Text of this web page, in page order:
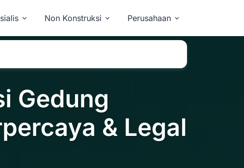
Non Konstruksi Perusahaan
Gedung
& Legal